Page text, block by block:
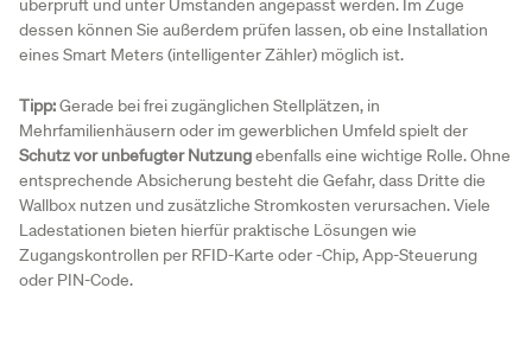
überprüft und unter Umständen angepasst werden. Im Zuge
dessen können Sie außerdem prüfen lassen, ob eine Installation
eines Smart Meters (intelligenter Zähler) möglich ist.
Tipp:Gerade bei frei zugänglichen Stellplätzen, in
Mehrfamilienhäusern oder im gewerblichen Umfeld spielt der
Schutz vor unbefugter Nutzungebenfalls eine wichtige Rolle. Ohne
entsprechende Absicherung besteht die Gefahr, dass Dritte die
Wallbox nutzen und zusätzliche Stromkosten verursachen. Viele
Ladestationen bieten hierfür praktische Lösungen wie
Zugangskontrollen per RFID-Karte oder -Chip, App-Steuerung
oder PIN-Code.